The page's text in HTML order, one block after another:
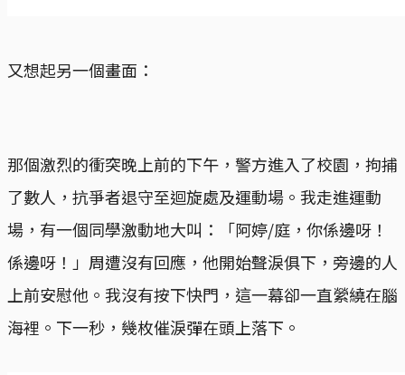
又想起另一個畫面：
那個激烈的衝突晚上前的下午，警方進入了校園，拘捕
了數人，抗爭者退守至迴旋處及運動場。我走進運動
場，有一個同學激動地大叫：「阿婷/庭，你係邊呀！
係邊呀！」周遭沒有回應，他開始聲淚俱下，旁邊的人
上前安慰他。我沒有按下快門，這一幕卻一直縈繞在腦
海裡。下一秒，幾枚催淚彈在頭上落下。